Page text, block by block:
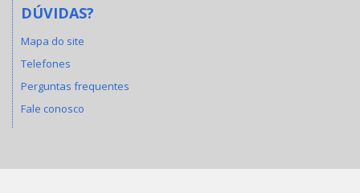
DÚVIDAS?
Mapa do site
Telefones
Perguntas frequentes
Fale conosco